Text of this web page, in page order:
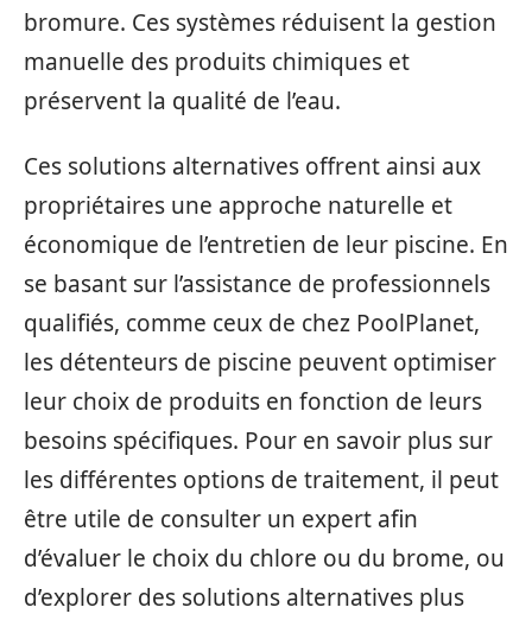
bromure. Ces systèmes réduisent la gestion
manuelle des produits chimiques et
préservent la qualité de l’eau.
Ces solutions alternatives offrent ainsi aux
propriétaires une approche naturelle et
économique de l’entretien de leur piscine. En
se basant sur l’assistance de professionnels
qualifiés, comme ceux de chez PoolPlanet,
les détenteurs de piscine peuvent optimiser
leur choix de produits en fonction de leurs
besoins spécifiques. Pour en savoir plus sur
les différentes options de traitement, il peut
être utile de consulter un expert afin
d’évaluer le choix du chlore ou du brome, ou
d’explorer des solutions alternatives plus